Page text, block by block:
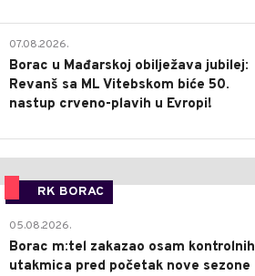
07.08.2026.
Borac u Mađarskoj obilježava jubilej:
Revanš sa ML Vitebskom biće 50.
nastup crveno-plavih u Evropi!
RK BORAC
05.08.2026.
Borac m:tel zakazao osam kontrolnih
utakmica pred početak nove sezone